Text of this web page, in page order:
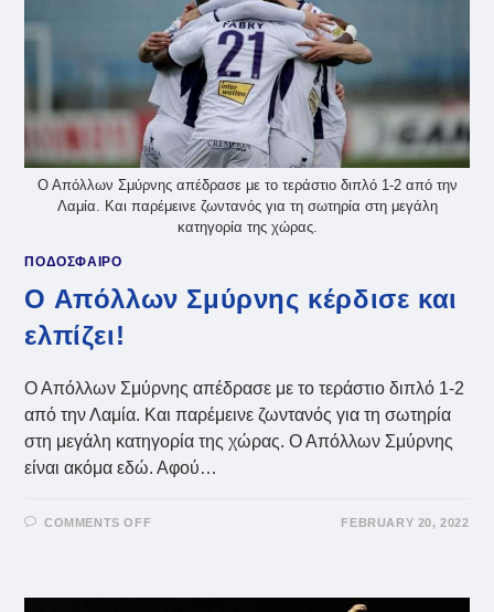
Ο Απόλλων Σμύρνης απέδρασε με το τεράστιο διπλό 1-2 από την
Λαμία. Και παρέμεινε ζωντανός για τη σωτηρία στη μεγάλη
κατηγορία της χώρας.
ΠΟΔΟΣΦΑΙΡΟ
Ο Απόλλων Σμύρνης κέρδισε και
ελπίζει!
Ο Απόλλων Σμύρνης απέδρασε με το τεράστιο διπλό 1-2
από την Λαμία. Και παρέμεινε ζωντανός για τη σωτηρία
στη μεγάλη κατηγορία της χώρας. Ο Απόλλων Σμύρνης
είναι ακόμα εδώ. Αφού…
COMMENTS OFF FEBRUARY 20, 2022